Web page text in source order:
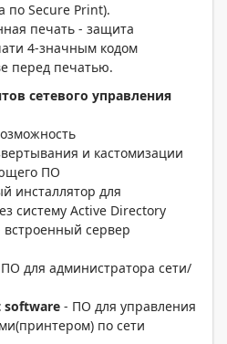
по Secure Print).
печать - защита
4-значным кодом
перед печатью.
сетевого управления
и кастомизации
ПО
инсталлятор для
систему Active Directory
встроенный сервер
для администратора сети/
software - ПО для управления
по сети